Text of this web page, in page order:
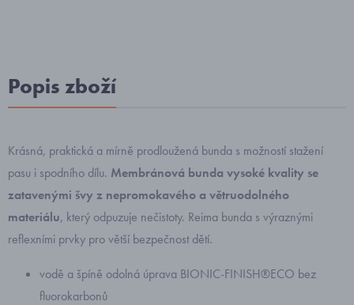
Popis zboží
Krásná, praktická a mírně prodloužená bunda s možností stažení
pasu i spodního dílu. Membránová bunda vysoké kvality se
zatavenými švy z nepromokavého a větruodolného
materiálu, který odpuzuje nečistoty. Reima bunda s výraznými
reflexními prvky pro větší bezpečnost dětí.
vodě a špíně odolná úprava BIONIC-FINISH®ECO bez
fluorokarbonů